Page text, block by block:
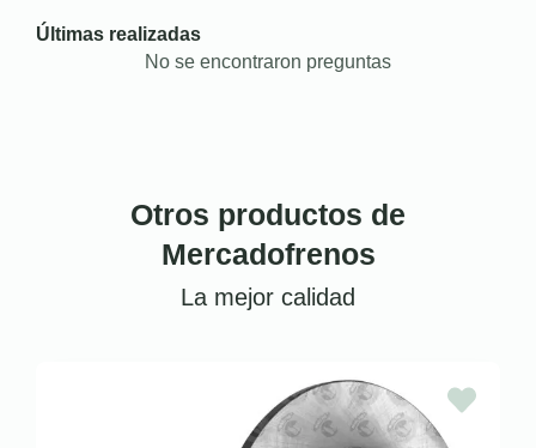
Últimas realizadas
No se encontraron preguntas
Otros productos de
Mercadofrenos
La mejor calidad